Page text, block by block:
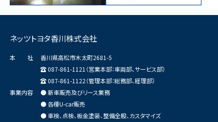
ネッツトヨタ香川株式会社
本 社
香川県高松市木太町2681-5
087-861-1121（営業本部：車両部、サービス部）
087-861-1122（管理本部：総務部、経理部）
事業内容
● 新車販売及びリース業務
● 各種U-car販売
● 車検、点検、板金塗装、整備全般、カスタマイズ